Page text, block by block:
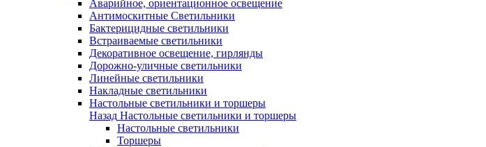
Аварийное, ориентационное освещение
Антимоскитные Светильники
Бактерицидные светильники
Встраиваемые светильники
Декоративное освещение, гирлянды
Дорожно-уличные светильники
Линейные светильники
Накладные светильники
Настольные светильники и торшеры
Назад Настольные светильники и торшеры
Настольные светильники
Торшеры